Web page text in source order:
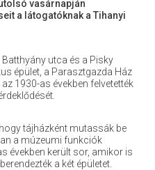
vasárnapján
a látogatóknak a Tihanyi
utca és a Pisky
épület, a Parasztgazda Ház
1930-as években felvetették
tájházként mutassák be
a múzeumi funkciók
években került sor, amikor is
a két épületet.